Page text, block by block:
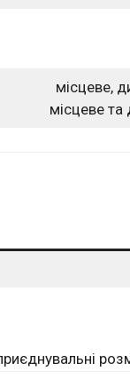
місцеве,
місцеве та